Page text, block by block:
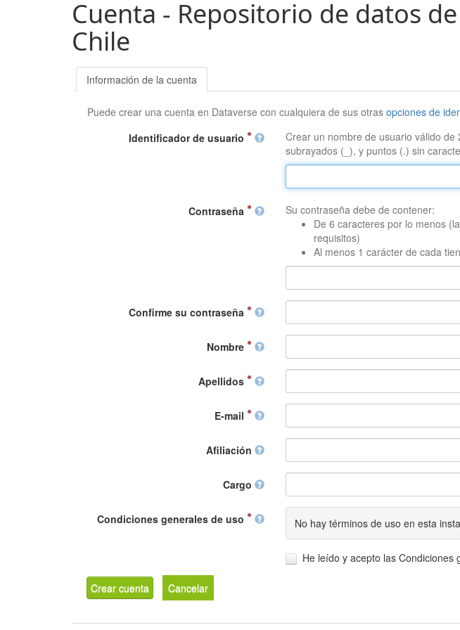
Cuenta - Repositorio de datos
Chile
Información de la cuenta
Puede crear una cuenta en Dataverse con cualquiera de sus otrasopciones de
Identificador de usuario
Crear un nombre de usuario válido
subrayados (_), y puntos (.) sin
Contraseña
Su contraseña debe de contener:
De 6 caracteres por lo menos
requisitos)
Al menos 1 carácter de cada
Confirme su contraseña
Nombre
Apellidos
E-mail
Afiliación
Cargo
Condiciones generales de uso No hay términos de uso en esta
He leído y acepto las Condiciones
Crear cuenta Cancelar